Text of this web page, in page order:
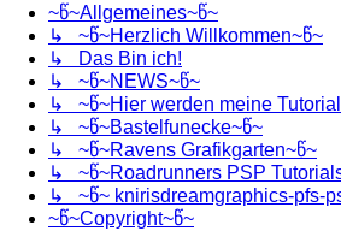
~წ~Allgemeines~წ~
↳ ~წ~Herzlich Willkommen~წ~
↳ Das Bin ich!
↳ ~წ~NEWS~წ~
↳ ~წ~Hier werden meine
↳ ~წ~Bastelfunecke~წ~
↳ ~წ~Ravens Grafikgarten~წ~
↳ ~წ~Roadrunners PSP
↳ ~წ~ knirisdreamgraphics-pfs-
~წ~Copyright~წ~